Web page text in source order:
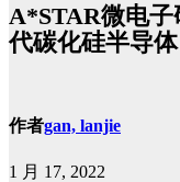
A*STAR微电子
代碳化硅半导体
作者gan, lanjie
1 月 17, 2022